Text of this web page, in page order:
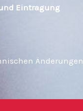
Eintragung
Änderungen